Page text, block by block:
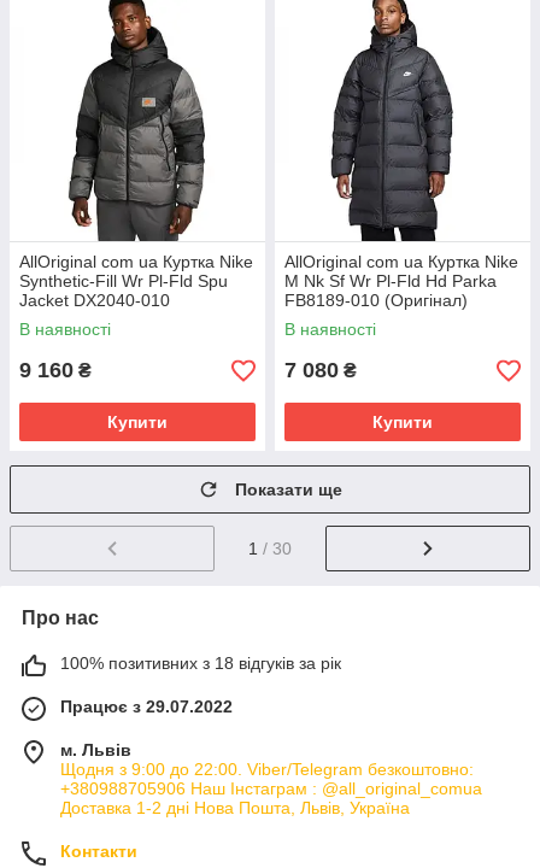
AllOriginal com ua Куртка Nike
Synthetic-Fill Wr Pl-Fld Spu
Jacket DX2040-010
(Оригінал) РОЗМІРИ
ЗАПИТУЙТЕ
В наявності
9 160 ₴
Купити
AllOriginal com ua Куртка Nike
M Nk Sf Wr Pl-Fld Hd Parka
FB8189-010 (Оригінал)
РОЗМІРИ ЗАПИТУЙТЕ
В наявності
7 080 ₴
Купити
Показати ще
1 / 30
Про нас
100% позитивних з 18 відгуків за рік
Працює з 29.07.2022
м. Львів
Щодня з 9:00 до 22:00. Viber/Telegram безкоштовно:
+380988705906 Наш Інстаграм : @all_original_comua
Доставка 1-2 дні Нова Пошта, Львів, Україна
Контакти